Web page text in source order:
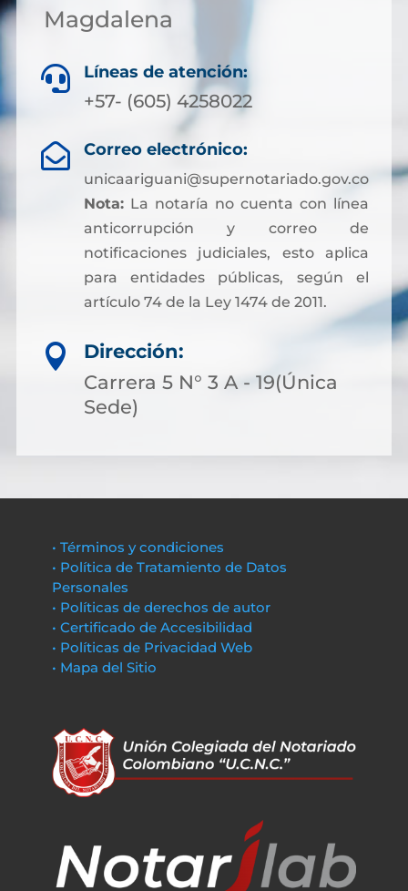
Magdalena
 Líneas de atención:
+57- (605) 4258022
 Correo electrónico:
unicaariguani@supernotariado.gov.co
Nota:La notaría no cuenta con línea
anticorrupción y correo de
notificaciones judiciales, esto aplica
para entidades públicas, según el
artículo 74 de la Ley 1474 de 2011.

Dirección:
Carrera 5 N° 3 A - 19(Única
Sede)
• Términos y condiciones
• Política de Tratamiento de Datos
Personales
• Políticas de derechos de autor
• Certificado de Accesibilidad
• Políticas de Privacidad Web
• Mapa del Sitio